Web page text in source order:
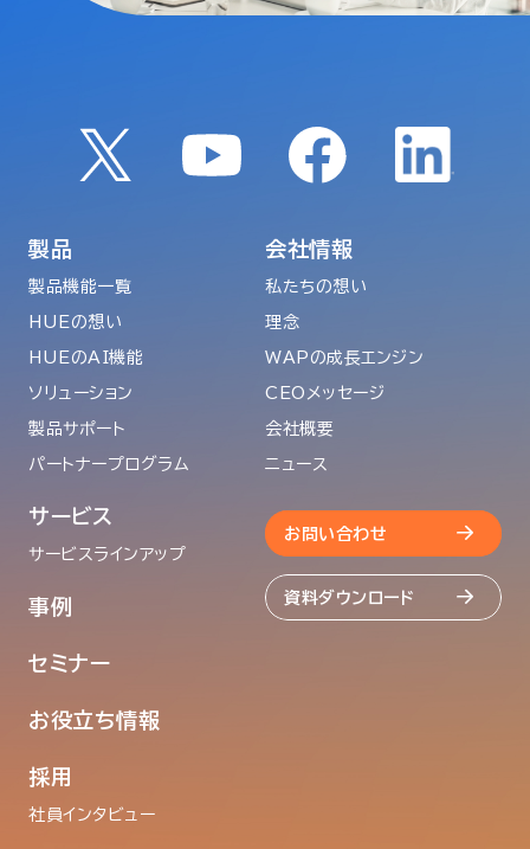
製品
製品機能一覧
HUEの想い
HUEのAI機能
ソリューション
製品サポート
パートナープログラム
サービス
サービスラインアップ
事例
セミナー
お役立ち情報
採用
社員インタビュー
会社情報
私たちの想い
理念
WAPの成長エンジン
CEOメッセージ
会社概要
ニュース
お問い合わせ
資料ダウンロード